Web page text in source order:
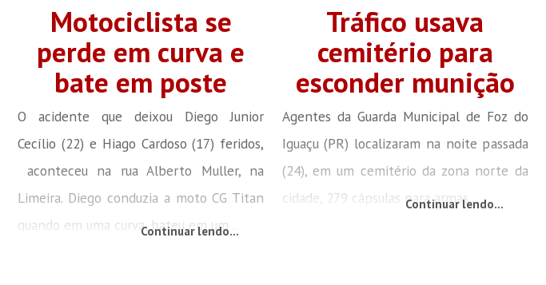
Motociclista se
perde em curva e
bate em poste
O acidente que deixou Diego Junior
Cecílio (22) e Hiago Cardoso (17) feridos,
aconteceu na rua Alberto Muller, na
Limeira. Diego conduzia a moto CG Titan
quando em uma curva, bateu em um...
Continuar lendo...
Tráfico usava
cemitério para
esconder munição
Agentes da Guarda Municipal de Foz do
Iguaçu (PR) localizaram na noite passada
(24), em um cemitério da zona norte da
cidade, 279 cápsulas para armas...
Continuar lendo...